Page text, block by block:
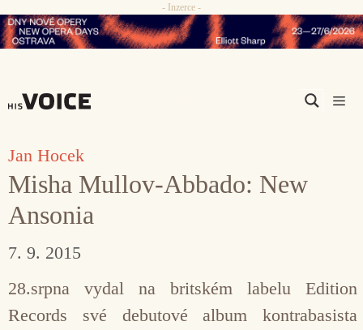
Přeskočit
na
- Inzerce -
Jan Hocek
Misha Mullov-Abbado: New
Ansonia
7. 9. 2015
28.srpna vydal na britském labelu Edition
Records své debutové album kontrabasista